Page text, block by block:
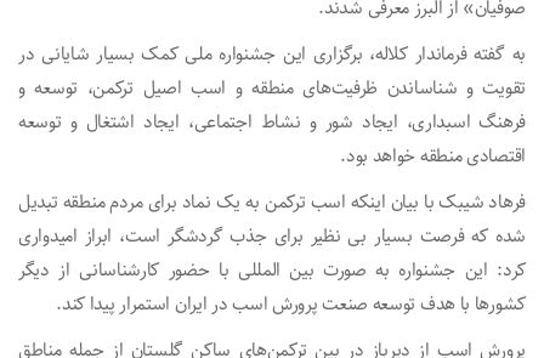
صوفیان» از البرز معرفی شدند.
به گفته فرماندار کلاله، برگزاری این جشنواره ملی کمک بسیار شایانی در
تقویت و شناساندن ظرفیت‌های منطقه و اسب اصیل ترکمن، توسعه و
فرهنگ اسبداری، ایجاد شور و نشاط اجتماعی، ایجاد اشتغال و توسعه
اقتصادی منطقه خواهد بود.
فرهاد شیبک با بیان اینکه اسب ترکمن به یک نماد برای مردم منطقه تبدیل
شده که فرصت بسیار بی نظیر برای جذب گردشگر است، ابراز امیدواری
کرد: این جشنواره به صورت بین المللی با حضور کارشناسانی از دیگر
کشورها با هدف توسعه صنعت پرورش اسب در ایران استمرار پیدا کند.
پرورش اسب از دیرباز در بین ترکمن‌های ساکن گلستان از جمله مناطق